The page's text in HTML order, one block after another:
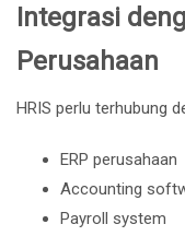
Integrasi
Perusahaan
HRIS perlu terhubung
ERP perusahaan
Accounting
Payroll system